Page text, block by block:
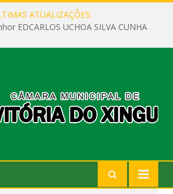
ATUALIZAÇÕES:
EDCARLOS UCHOA SILVA CUNHA